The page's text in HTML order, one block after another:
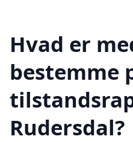
Hvad er
bestemme
Rudersdal?